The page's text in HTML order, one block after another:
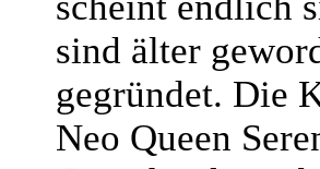
sind älter
gegründet. Die
Neo Queen